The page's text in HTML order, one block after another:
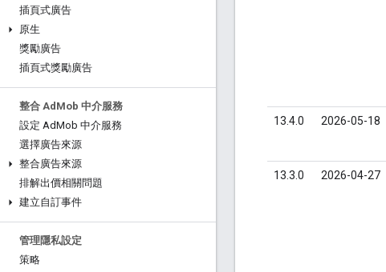
插頁式廣告
原生
獎勵廣告
插頁式獎勵廣告
整合 Ad Mob 中介服務
設定 AdMob 中介服務
選擇廣告來源
整合廣告來源
排解出價相關問題
建立自訂事件
管理隱私設定
策略
13.4.0 2026-05-18
13.3.0 2026-04-27